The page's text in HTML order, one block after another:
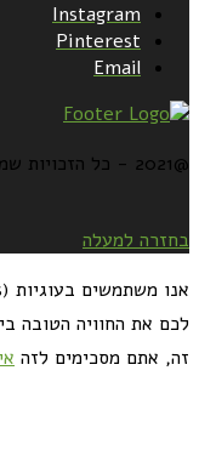
Instagram
Pinterest
Email
@2021 - כל הזכויות שמורות למירב גביש | ביצוע
בחזרה למעלה
לכם את החוויה הטובה
זה, אתם מסכימים לזה